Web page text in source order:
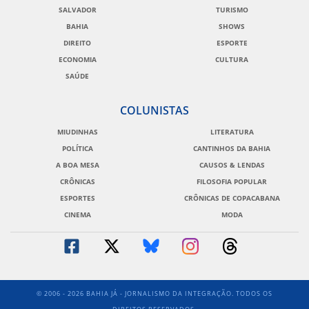
SALVADOR
BAHIA
DIREITO
ECONOMIA
SAÚDE
TURISMO
SHOWS
ESPORTE
CULTURA
COLUNISTAS
MIUDINHAS
POLÍTICA
A BOA MESA
CRÔNICAS
ESPORTES
CINEMA
LITERATURA
CANTINHOS DA BAHIA
CAUSOS & LENDAS
FILOSOFIA POPULAR
CRÔNICAS DE COPACABANA
MODA
© 2006 - 2026 BAHIA JÁ - JORNALISMO DA INTEGRAÇÃO. TODOS OS